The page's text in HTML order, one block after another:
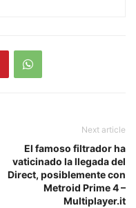
Next article
El famoso filtrador ha
vaticinado la llegada del
Direct, posiblemente con
Metroid Prime 4 –
Multiplayer.it